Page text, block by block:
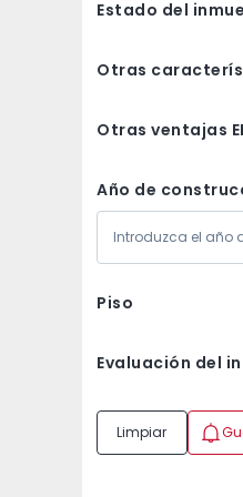
Estado del
Otras
Otras ventajas
Año de
Piso
Evaluación del
Limpiar